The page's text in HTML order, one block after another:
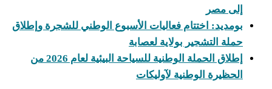
إلى مصر
بومديد: اختتام فعاليات الأسبوع الوطني للشجرة وإطلاق
حملة التشجير بولاية لعصابة
إطلاق الحملة الوطنية للسياحة البيئية لعام 2026 من
الحظيرة الوطنية لآوليكات